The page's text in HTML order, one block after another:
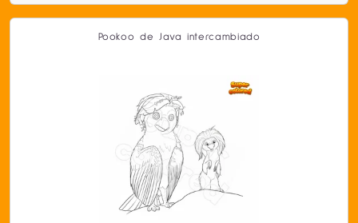
Pookoo de Java intercambiado